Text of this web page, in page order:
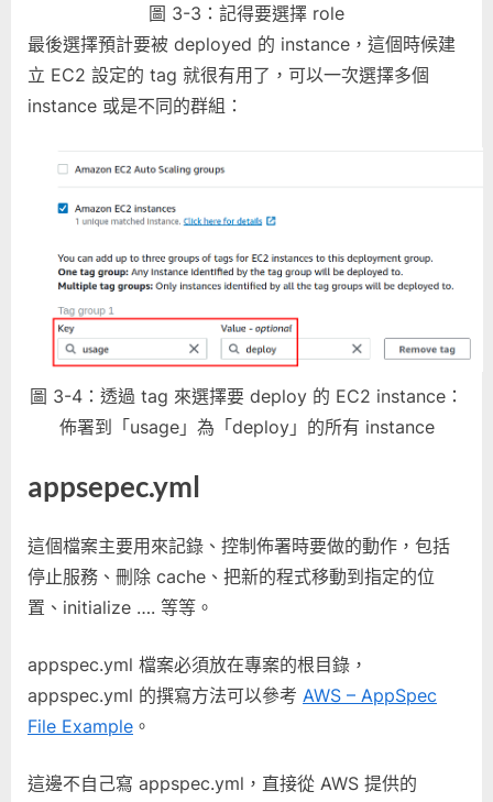
圖 3-3：記得要選擇 role
最後選擇預計要被 deployed 的 instance，這個時候建
立 EC2 設定的 tag 就很有用了，可以一次選擇多個
instance 或是不同的群組：
圖 3-4：透過 tag 來選擇要 deploy 的 EC2 instance：
佈署到「usage」為「deploy」的所有 instance
appsepec.yml
這個檔案主要用來記錄、控制佈署時要做的動作，包括
停止服務、刪除 cache、把新的程式移動到指定的位
置、initialize …. 等等。
appspec.yml 檔案必須放在專案的根目錄，
appspec.yml 的撰寫方法可以參考 AWS – AppSpec
File Example 。
這邊不自己寫 appspec.yml，直接從 AWS 提供的